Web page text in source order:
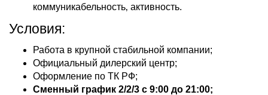
коммуникабельность‚ активность.
Условия:
Работа в крупной стабильной компании;
Официальный дилерский центр;
Оформление по ТК РФ;
Сменный график 2/2/3 с 9:00 до 21:00;